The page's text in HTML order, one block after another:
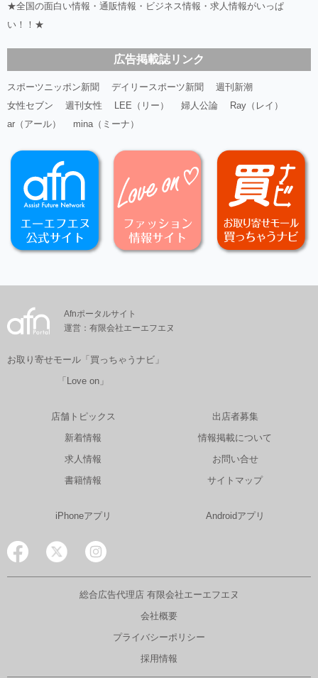
★全国の面白い情報・通販情報・ビジネス情報・求人情報がいっぱ
い！！★
広告掲載誌リンク
スポーツニッポン新聞 デイリースポーツ新聞
週刊新潮
女性セブン
週刊女性 LEE（リー） 婦人公論
Ray（レイ）
ar（アール）
mina（ミーナ）
Afnポータルサイト
運営：有限会社エーエフエヌ
お取り寄せモール「買っちゃうナビ」
「Love on」
店舗トピックス
新着情報
求人情報
書籍情報
出店者募集
情報掲載について
お問い合せ
サイトマップ
iPhoneアプリ Androidアプリ
総合広告代理店 有限会社エーエフエヌ
会社概要
プライバシーポリシー
採用情報